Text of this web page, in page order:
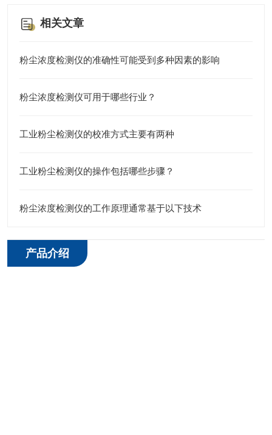
相关文章
粉尘浓度检测仪的准确性可能受到多种因素的影响
粉尘浓度检测仪可用于哪些行业？
工业粉尘检测仪的校准方式主要有两种
工业粉尘检测仪的操作包括哪些步骤？
粉尘浓度检测仪的工作原理通常基于以下技术
产品介绍